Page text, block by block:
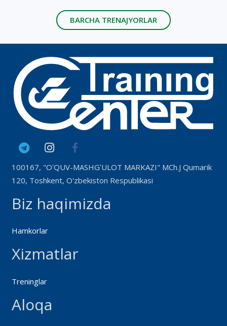
BARCHA TRENAJYORLAR
100167, "OʻQUV-MASHGʻULOT MARKAZI" MCh.J Qumarik
120, Toshkent, O'zbekiston Respublikasi
Biz haqimizda
Hamkorlar
Xizmatlar
Treninglar
Aloqa